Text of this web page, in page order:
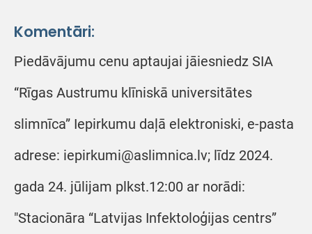
Komentāri:
Piedāvājumu cenu aptaujai jāiesniedz SIA
“Rīgas Austrumu klīniskā universitātes
slimnīca” Iepirkumu daļā elektroniski, e-pasta
adrese: iepirkumi@aslimnica.lv; līdz 2024.
gada 24. jūlijam plkst.12:00 ar norādi:
"Stacionāra “Latvijas Infektoloģijas centrs”